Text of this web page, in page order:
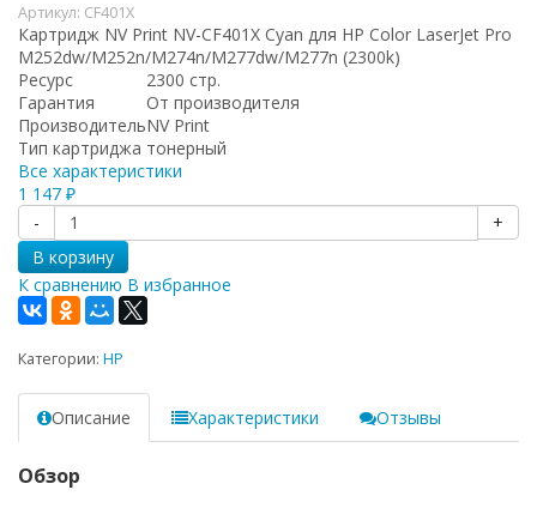
Артикул: CF401X
Картридж NV Print NV-CF401X Cyan для HP Color LaserJet Pro
M252dw/M252n/M274n/M277dw/M277n (2300k)
Ресурс
2300 стр.
Гарантия
От производителя
ПроизводительNV Print
Тип картриджа тонерный
Все характеристики
1 147 ₽
-
+
В корзину
К сравнению В избранное
Категории: HP
Описание Характеристики Отзывы
Обзор